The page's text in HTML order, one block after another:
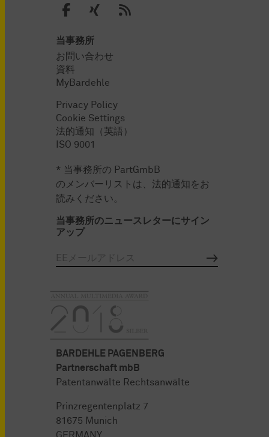
当事務所
お問い合わせ
資料
MyBardehle
Privacy Policy
Cookie Settings
法的通知（英語）
ISO 9001
* 当事務所の PartGmbB
のメンバーリストは、法的通知をお
読みください。
当事務所のニュースレターにサイン
アップ
BARDEHLE PAGENBERG
Partnerschaft mbB
Patentanwälte Rechtsanwälte
Prinzregentenplatz 7
81675 Munich
GERMANY